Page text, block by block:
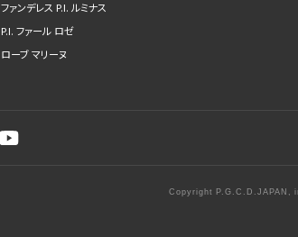
ファンデレス P.I. ルミナス
P.I. ファール ロゼ
ローブ マリーヌ
Copyright P.G.C.D.JAPAN,